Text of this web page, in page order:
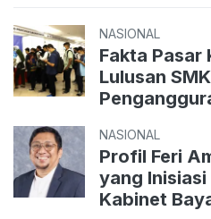
NASIONAL
Fakta Pasar
Lulusan
NASIONAL
Profil Feri
yang
Kabinet